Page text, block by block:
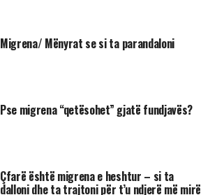
Migrena/ Mënyrat se si ta parandaloni
Pse migrena “qetësohet” gjatë fundjavës?
Çfarë është migrena e heshtur – si ta
dalloni dhe ta trajtoni për t’u ndjerë më mirë